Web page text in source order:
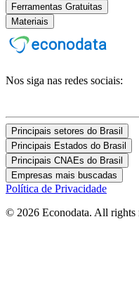
Ferramentas Gratuitas
Materiais
Nos siga nas redes sociais:
Principais setores do Brasil
Principais Estados do Brasil
Principais CNAEs do Brasil
Empresas mais buscadas
Política de Privacidade
© 2026 Econodata. All rights